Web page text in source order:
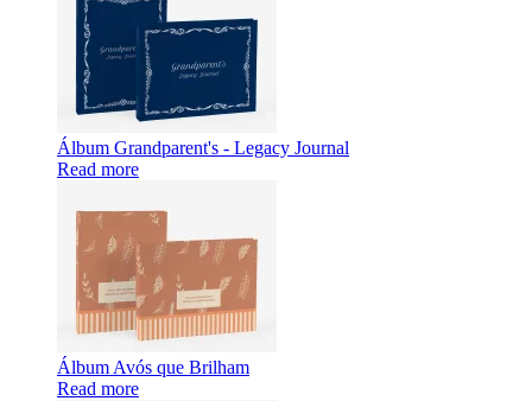
Álbum Grandparent's - Legacy Journal
Read more
Álbum Avós que Brilham
Read more